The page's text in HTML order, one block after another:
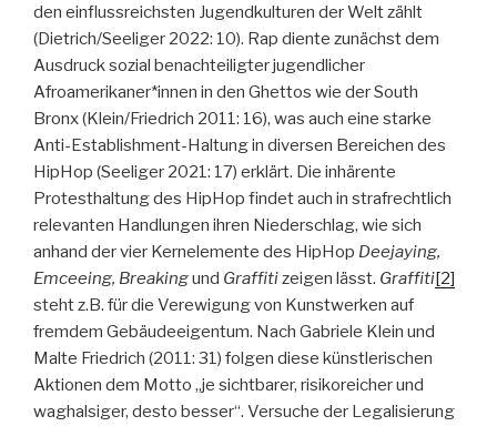
den einflussreichsten Jugendkulturen der Welt zählt
(Dietrich/Seeliger 2022: 10). Rap diente zunächst dem
Ausdruck sozial benachteiligter jugendlicher
Afroamerikaner*innen in den Ghettos wie der South
Bronx (Klein/Friedrich 2011: 16), was auch eine starke
Anti-Establishment-Haltung in diversen Bereichen des
HipHop (Seeliger 2021: 17) erklärt. Die inhärente
Protesthaltung des HipHop findet auch in strafrechtlich
relevanten Handlungen ihren Niederschlag, wie sich
anhand der vier Kernelemente des HipHop Deejaying,
Emceeing, Breakingund Graffitizeigen lässt. Graffiti[2]
steht z.B. für die Verewigung von Kunstwerken auf
fremdem Gebäudeeigentum. Nach Gabriele Klein und
Malte Friedrich (2011: 31) folgen diese künstlerischen
Aktionen dem Motto „je sichtbarer, risikoreicher und
waghalsiger, desto besser“. Versuche der Legalisierung